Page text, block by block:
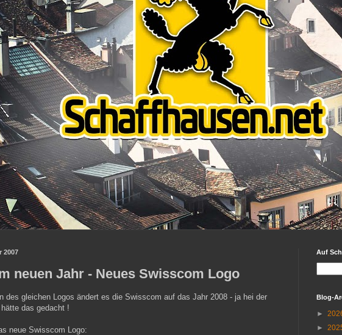
2007
neuen Jahr - Neues Swisscom Logo
des gleichen Logos ändert es die Swisscom auf das Jahr 2008 - ja hei der
das gedacht !
neue Swisscom Logo:
Auf
Blog-
►
►